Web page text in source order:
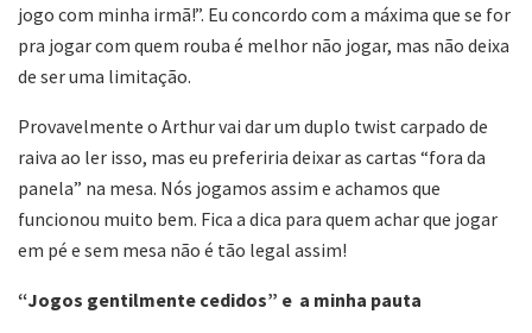
jogo com minha irmã!”. Eu concordo com a máxima que se for
pra jogar com quem rouba é melhor não jogar, mas não deixa
de ser uma limitação.
Provavelmente o Arthur vai dar um duplo twist carpado de
raiva ao ler isso, mas eu preferiria deixar as cartas “fora da
panela” na mesa. Nós jogamos assim e achamos que
funcionou muito bem. Fica a dica para quem achar que jogar
em pé e sem mesa não é tão legal assim!
“Jogos gentilmente cedidos” e a minha pauta